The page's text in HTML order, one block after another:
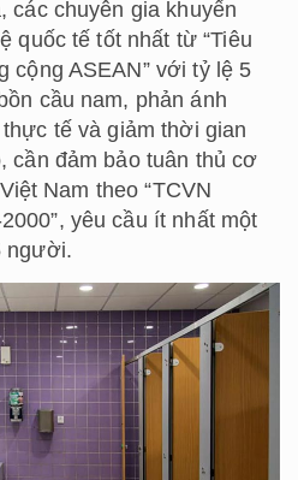
chuyên gia khuyến
quốc tế tốt nhất từ “Tiêu
cộng ASEAN” với tỷ lệ 5
cầu nam, phản ánh
tế và giảm thời gian
cần đảm bảo tuân thủ cơ
Nam theo “TCVN
yêu cầu ít nhất một
người.